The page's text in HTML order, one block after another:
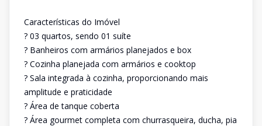
Características do Imóvel
? 03 quartos, sendo 01 suíte
? Banheiros com armários planejados e box
? Cozinha planejada com armários e cooktop
? Sala integrada à cozinha, proporcionando mais
amplitude e praticidade
? Área de tanque coberta
? Área gourmet completa com churrasqueira, ducha, pia